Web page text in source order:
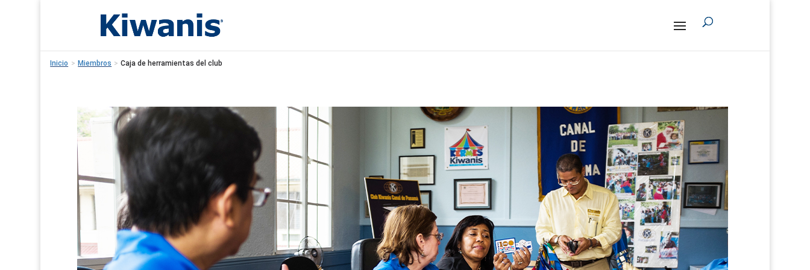
Inicio > Miembros > Caja de herramientas del club